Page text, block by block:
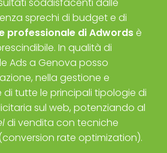
sprechi di budget e di
professionale di Adwordsè
In qualità di
Ads a Genova posso
nella gestione e
di tutte le principali tipologie di
sul web, potenziando al
di vendita con tecniche
rate optimization).